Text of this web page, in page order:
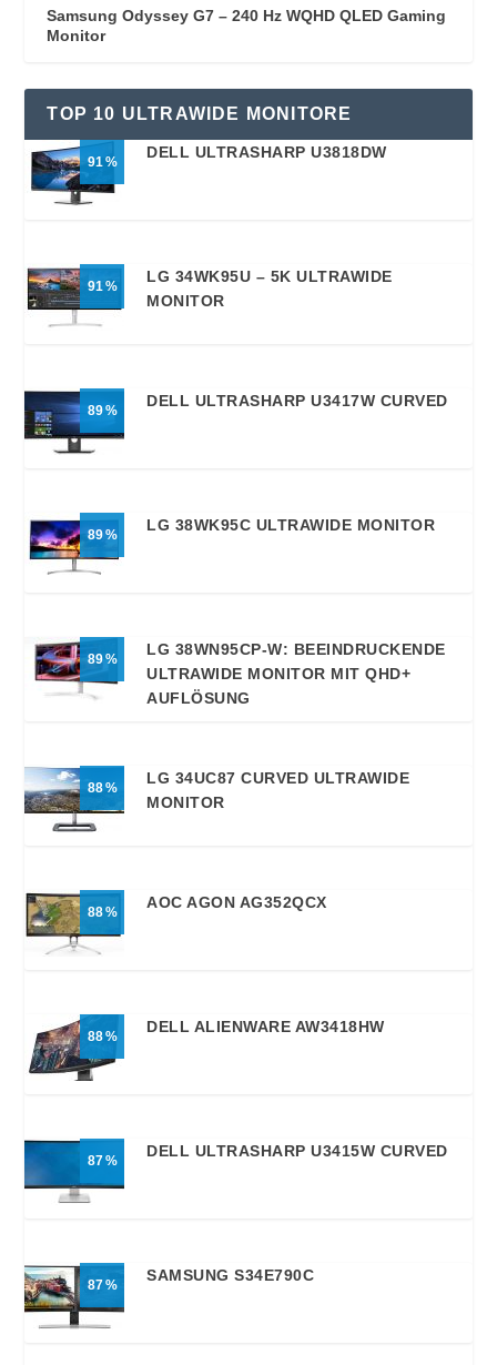
Samsung Odyssey G7 – 240 Hz WQHD QLED Gaming
Monitor
TOP 10 ULTRAWIDE MONITORE
91
DELL ULTRASHARP U3818DW
91
LG 34WK95U – 5K ULTRAWIDE
MONITOR
89
DELL ULTRASHARP U3417W CURVED
89
LG 38WK95C ULTRAWIDE MONITOR
89
LG 38WN95CP-W: BEEINDRUCKENDE
ULTRAWIDE MONITOR MIT QHD+
AUFLÖSUNG
88
LG 34UC87 CURVED ULTRAWIDE
MONITOR
88
AOC AGON AG352QCX
88
DELL ALIENWARE AW3418HW
87
DELL ULTRASHARP U3415W CURVED
87
SAMSUNG S34E790C